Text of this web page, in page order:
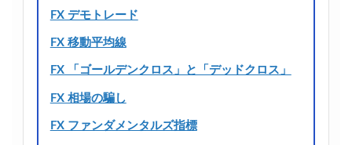
FX デモトレード
FX 移動平均線
FX 「ゴールデンクロス」と「デッドクロス」
FX 相場の騙し
FX ファンダメンタルズ指標